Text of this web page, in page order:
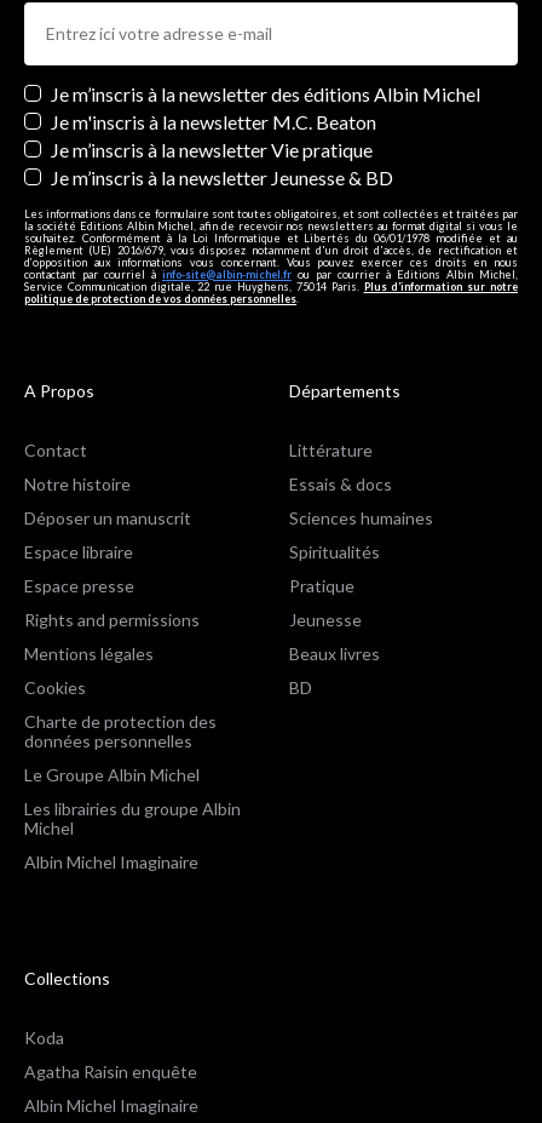
Newsletters
Je m’inscris à la newsletter des éditions Albin Michel
Je m'inscris à la newsletter M.C. Beaton
Je m’inscris à la newsletter Vie pratique
Je m’inscris à la newsletter Jeunesse & BD
Les informations dans ce formulaire sont toutes obligatoires, et sont collectées et traitées par
la société Editions Albin Michel, afin de recevoir nos newsletters au format digital si vous le
souhaitez. Conformément à la Loi Informatique et Libertés du 06/01/1978 modifiée et au
Règlement (UE) 2016/679, vous disposez notamment d'un droit d'accès, de rectification et
d’opposition aux informations vous concernant. Vous pouvez exercer ces droits en nous
contactant par courriel à info-site@albin-michel.fr ou par courrier à Editions Albin Michel,
Service Communication digitale, 22 rue Huyghens, 75014 Paris. Plus d’information sur notre
politique de protection de vos données personnelles
A Propos
Contact
Notre histoire
Déposer un manuscrit
Espace libraire
Espace presse
Rights and permissions
Mentions légales
Cookies
Charte de protection des
données personnelles
Le Groupe Albin Michel
Les librairies du groupe Albin
Michel
Albin Michel Imaginaire
Départements
Littérature
Essais & docs
Sciences humaines
Spiritualités
Pratique
Jeunesse
Beaux livres
BD
Collections
Koda
Agatha Raisin enquête
Albin Michel Imaginaire